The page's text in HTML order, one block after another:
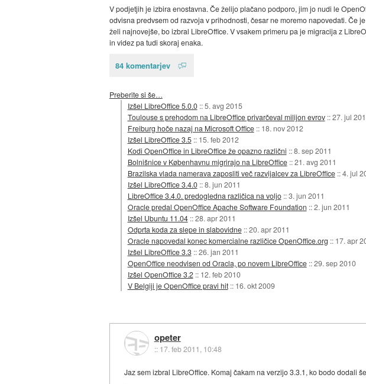
V podjetjih je izbira enostavna. Če želijo plačano podporo, jim jo nudi le
odvisna predvsem od razvoja v prihodnosti, česar ne moremo napovedati. Če
želi najnovejše, bo izbral LibreOffice. V vsakem primeru pa je migracija z
in videz pa tudi skoraj enaka.
84 komentarjev
Preberite si še…
Izšel LibreOffice 5.0.0 ::5. avg 2015
Toulouse s prehodom na LibreOffice privarčeval milijon evrov ::27. jul
Freiburg hoče nazaj na Microsoft Office :: 18. nov 2012
Izšel LibreOffice 3.5 :: 15. feb 2012
Kodi OpenOffice in LibreOffice že opazno različni ::8. sep 2011
Bolnišnice v Københavnu migrirajo na LibreOffice ::21. avg 2011
Brazilska vlada namerava zaposliti več razvijalcev za LibreOffice ::4. jul
Izšel LibreOffice 3.4.0 ::8. jun 2011
LibreOffice 3.4.0. predogledna različica na voljo ::3. jun 2011
Oracle predal OpenOffice Apache Software Foundation ::2. jun 2011
Izšel Ubuntu 11.04 ::28. apr 2011
Odprta koda za slepe in slabovidne ::20. apr 2011
Oracle napovedal konec komercialne različice OpenOffice.org :: 17. apr
Izšel LibreOffice 3.3 ::26. jan 2011
OpenOffice neodvisen od Oracla, po novem LibreOffice ::29. sep 2010
Izšel OpenOffice 3.2 :: 12. feb 2010
V Belgiji je OpenOffice pravi hit :: 16. okt 2009
opeter
:: 17. feb 2011, 10:48
Jaz sem izbral LibreOffice. Komaj čakam na verzijo 3.3.1, ko bodo dodali